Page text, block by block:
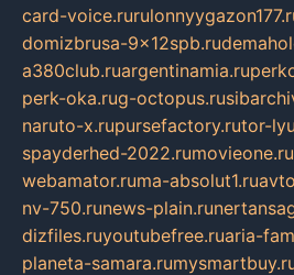
card-voice.ru
domizbrusa-9x12spb.ru
a380club.ruargentinamia.ru
perk-oka.rug-octopus.ru
naruto-x.rupursefactory.rutor-
spayderhed-2022.rumovieone.ru
webamator.ruma-absolut1.ru
nv-750.runews-plain.ru
dizfiles.ruyoutubefree.ruaria-
planeta-samara.ru